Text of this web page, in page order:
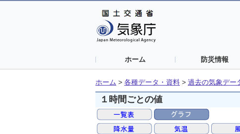
ホーム 防災情報
ホーム > 各種データ・資料 > 過去の気象デー
１時間ごとの値